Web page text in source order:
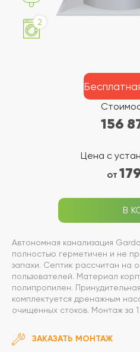
2
156
Цена с
ОТ
В
Автономная канализация
полностью герметичен и не
запахи. Септик рассчитан на
пользователей. Материал
полипропилен.
комплектуется дренажным
очищенных стоков. Монтаж за 1
ЗАКАЗАТЬ МОНТАЖ